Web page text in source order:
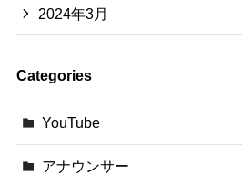
2024年3月
Categories
YouTube
アナウンサー